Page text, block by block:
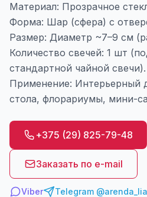
Материал: Прозрачное
Форма: Шар (сфера) с
Размер: Диаметр ~7–9 см
Количество свечей: 1 шт
стандартной чайной свечи).
Применение: Интерьерный
стола, флорариумы, мини-
+375 (29) 825-79-48
Заказать по e-mail
Viber
Telegram @arenda_lia